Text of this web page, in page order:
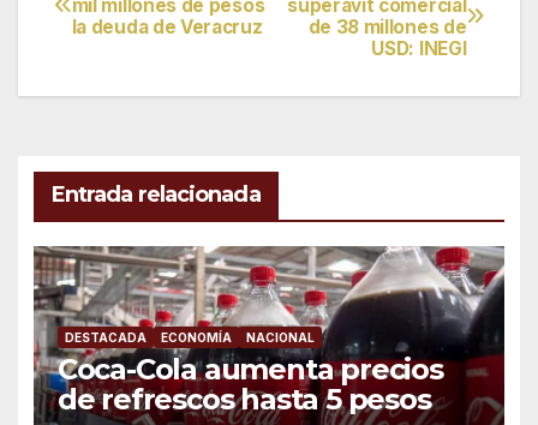
de
entradas
superávit comercial
de 38 millones de
USD: INEGI
mil millones de pesos
la deuda de Veracruz
Entrada relacionada
DESTACADA ECONOMÍA NACIONAL
Coca-Cola aumenta precios
de refrescos hasta 5 pesos